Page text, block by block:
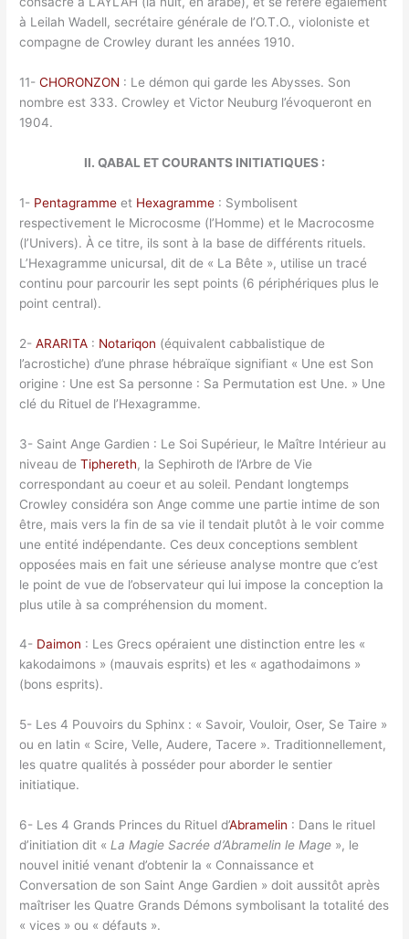
à Leilah Wadell, secrétaire générale de l’O.T.O., violoniste et
compagne de Crowley durant les années 1910.
11-CHORONZON : Le démon qui garde les Abysses. Son
nombre est 333. Crowley et Victor Neuburg l’évoqueront en
1904.
II. QABAL ET COURANTS INITIATIQUES :
1- Pentagramme et Hexagramme : Symbolisent
respectivement le Microcosme (l’Homme) et le Macrocosme
(l’Univers). À ce titre, ils sont à la base de différents rituels.
L’Hexagramme unicursal, dit de « La Bête », utilise un tracé
continu pour parcourir les sept points (6 périphériques plus le
point central).
2-ARARITA : Notariqon (équivalent cabbalistique de
l’acrostiche) d’une phrase hébraïque signifiant « Une est Son
origine : Une est Sa personne : Sa Permutation est Une. » Une
clé du Rituel de l’Hexagramme.
3- Saint Ange Gardien : Le Soi Supérieur, le Maître Intérieur au
niveau deTiphereth, la Sephiroth de l’Arbre de Vie
correspondant au coeur et au soleil. Pendant longtemps
Crowley considéra son Ange comme une partie intime de son
être, mais vers la fin de sa vie il tendait plutôt à le voir comme
une entité indépendante. Ces deux conceptions semblent
opposées mais en fait une sérieuse analyse montre que c’est
le point de vue de l’observateur qui lui impose la conception la
plus utile à sa compréhension du moment.
4- Daimon : Les Grecs opéraient une distinction entre les «
kakodaimons » (mauvais esprits) et les « agathodaimons »
(bons esprits).
5- Les 4 Pouvoirs du Sphinx : « Savoir, Vouloir, Oser, Se Taire »
ou en latin « Scire, Velle, Audere, Tacere ». Traditionnellement,
les quatre qualités à posséder pour aborder le sentier
initiatique.
6- Les 4 Grands Princes du Rituel d’Abramelin : Dans le rituel
d’initiation dit « La Magie Sacrée d’Abramelin le Mage », le
nouvel initié venant d’obtenir la « Connaissance et
Conversation de son Saint Ange Gardien » doit aussitôt après
maîtriser les Quatre Grands Démons symbolisant la totalité des
« vices » ou « défauts ».